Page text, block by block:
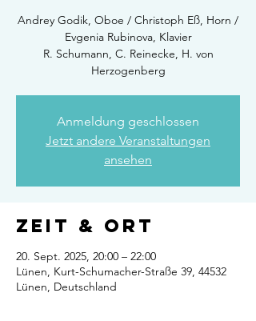
Andrey Godik, Oboe / Christoph Eß, Horn /
Evgenia Rubinova, Klavier
R. Schumann, C. Reinecke, H. von
Herzogenberg
Anmeldung geschlossen
Jetzt andere Veranstaltungen
ansehen
Zeit & Ort
20. Sept. 2025, 20:00 – 22:00
Lünen, Kurt-Schumacher-Straße 39, 44532
Lünen, Deutschland